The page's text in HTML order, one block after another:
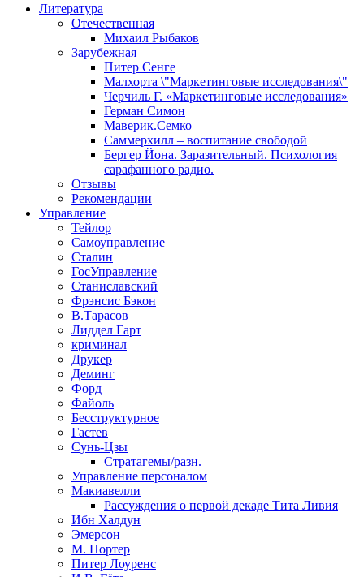
Литература
Отечественная
Михаил Рыбаков
Зарубежная
Питер Сенге
Малхорта \"Маркетинговые исследования\"
Черчиль Г. «Маркетинговые исследования»
Герман Симон
Маверик.Семко
Саммерхилл – воспитание свободой
Бергер Йона. Заразительный. Психология
сарафанного радио.
Отзывы
Рекомендации
Управление
Тейлор
Самоуправление
Сталин
ГосУправление
Станиславский
Фрэнсис Бэкон
В.Тарасов
Лиддел Гарт
криминал
Друкер
Деминг
Форд
Файоль
Бесструктурное
Гастев
Сунь-Цзы
Стратагемы/разн.
Управление персоналом
Макиавелли
Рассуждения о первой декаде Тита Ливия
Ибн Халдун
Эмерсон
М. Портер
Питер Лоуренс